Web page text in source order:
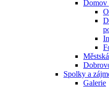
Domov
Spolky a
Galerie